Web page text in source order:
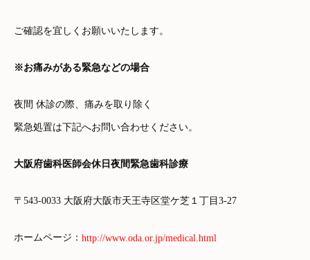
ご確認を宜しくお願いいたします。
※お痛みがある緊急などの場合
夜間 休診の際、痛みを取り除く
緊急処置は下記へお問い合わせください。
大阪府歯科医師会休日夜間緊急歯科診療
〒543-0033 大阪府大阪市天王寺区堂ケ芝１丁目3-27
ホームページ： http://www.oda.or.jp/medical.html